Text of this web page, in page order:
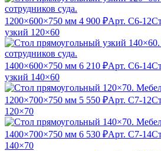
1200×600×750 мм 4 900 ₽Арт. С6-12
узкий 120×60
1400×600×750 мм 6 210 ₽Арт. С6-14
узкий 140×60
1200×700×750 мм 5 550 ₽Арт. С7-12
120×70
1400×700×750 мм 6 530 ₽Арт. С7-14
140×70